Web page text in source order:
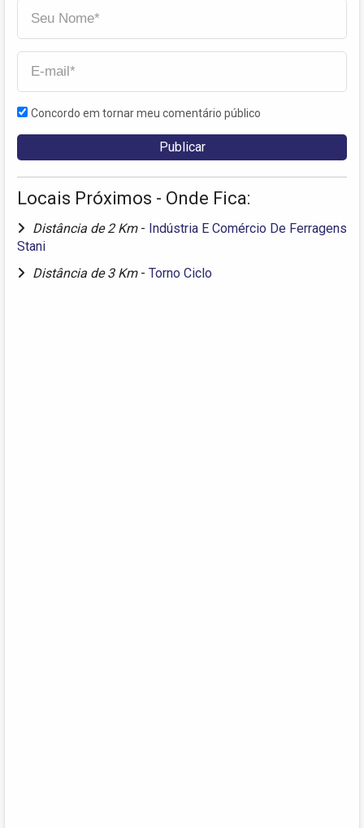
Concordo em tornar meu comentário público
Locais Próximos - Onde Fica:
Distância de 2 Km - Indústria E Comércio De Ferragens
Stani
Distância de 3 Km - Torno Ciclo